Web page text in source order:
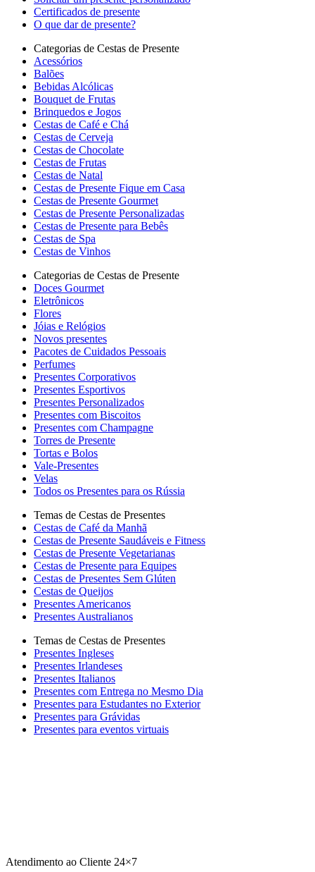
Certificados de presente
O que dar de presente?
Categorias de Cestas de Presente
Acessórios
Balões
Bebidas Alcólicas
Bouquet de Frutas
Brinquedos e Jogos
Cestas de Café e Chá
Cestas de Cerveja
Cestas de Chocolate
Cestas de Frutas
Cestas de Natal
Cestas de Presente Fique em Casa
Cestas de Presente Gourmet
Cestas de Presente Personalizadas
Cestas de Presente para Bebês
Cestas de Spa
Cestas de Vinhos
Categorias de Cestas de Presente
Doces Gourmet
Eletrônicos
Flores
Jóias e Relógios
Novos presentes
Pacotes de Cuidados Pessoais
Perfumes
Presentes Corporativos
Presentes Esportivos
Presentes Personalizados
Presentes com Biscoitos
Presentes com Champagne
Torres de Presente
Tortas e Bolos
Vale-Presentes
Velas
Todos os Presentes para os Rússia
Temas de Cestas de Presentes
Cestas de Café da Manhã
Cestas de Presente Saudáveis e Fitness
Cestas de Presente Vegetarianas
Cestas de Presente para Equipes
Cestas de Presentes Sem Glúten
Cestas de Queijos
Presentes Americanos
Presentes Australianos
Temas de Cestas de Presentes
Presentes Ingleses
Presentes Irlandeses
Presentes Italianos
Presentes com Entrega no Mesmo Dia
Presentes para Estudantes no Exterior
Presentes para Grávidas
Presentes para eventos virtuais
Atendimento ao Cliente 24×7